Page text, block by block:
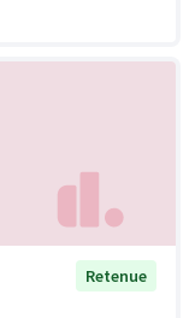
Retenue